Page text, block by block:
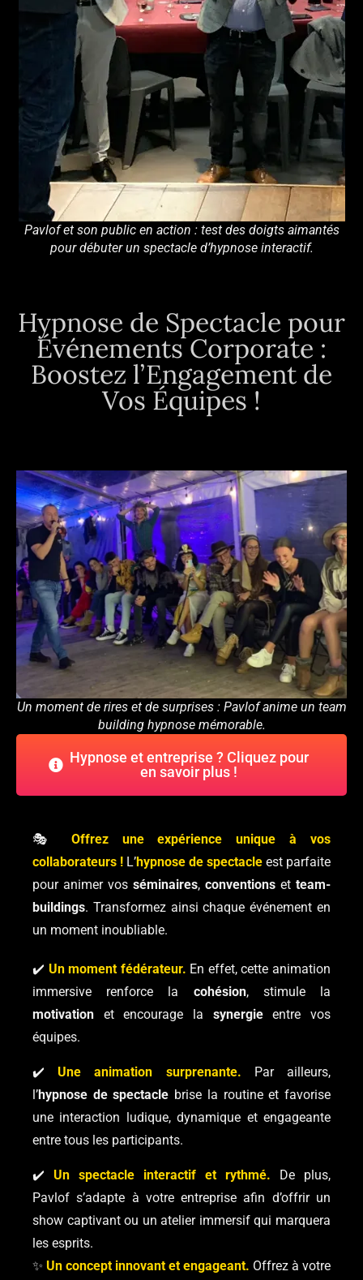
Pavlof et son public en action : test des doigts aimantés
pour débuter un spectacle d’hypnose interactif.
Hypnose de Spectacle pour
Événements Corporate :
Boostez l’Engagement de
Vos Équipes !
Un moment de rires et de surprises : Pavlof anime un team
building hypnose mémorable.
Hypnose et entreprise ? Cliquez pour
en savoir plus !
🎭 Offrez une expérience unique à vos
collaborateurs ! L’hypnose de spectacle est parfaite
pour animer vos séminaires, conventions et team-
buildings. Transformez ainsi chaque événement en
un moment inoubliable.
✔️ Un moment fédérateur. En effet, cette animation
immersive renforce la cohésion, stimule la
motivation et encourage la synergieentre vos
équipes.
✔️Une animation surprenante. Par ailleurs,
l’hypnose de spectacle brise la routine et favorise
une interaction ludique, dynamique et engageante
entre tous les participants.
✔️ Un spectacle interactif et rythmé. De plus,
Pavlof s’adapte à votre entreprise afin d’offrir un
show captivant ou un atelier immersif qui marquera
les esprits.
✨ Un concept innovant et engageant. Offrez à votre